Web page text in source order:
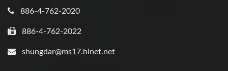
886-4-762-2020
886-4-762-2022
shungdar@ms17.hinet.net